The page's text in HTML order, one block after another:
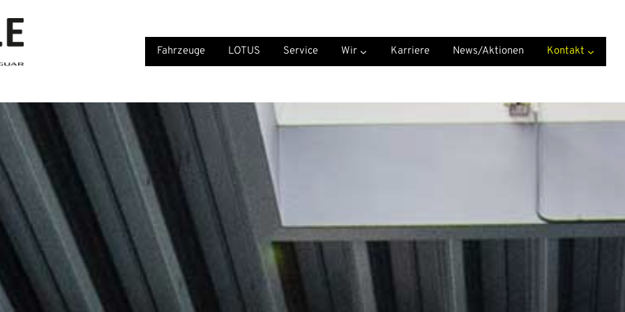
Fahrzeuge LOTUS Service Wir Karriere News/Aktionen Kontakt